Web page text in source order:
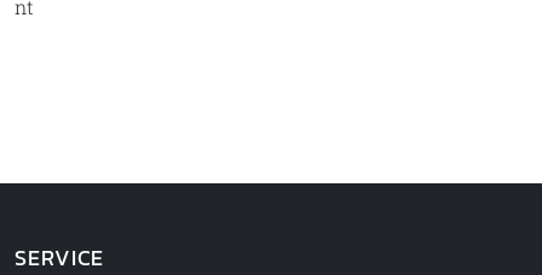
nt
SERVICE